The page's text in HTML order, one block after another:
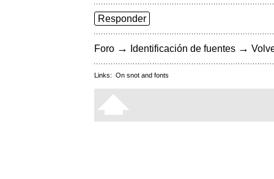
Responder
Foro → Identificación de fuentes →
Links: On snot and fonts